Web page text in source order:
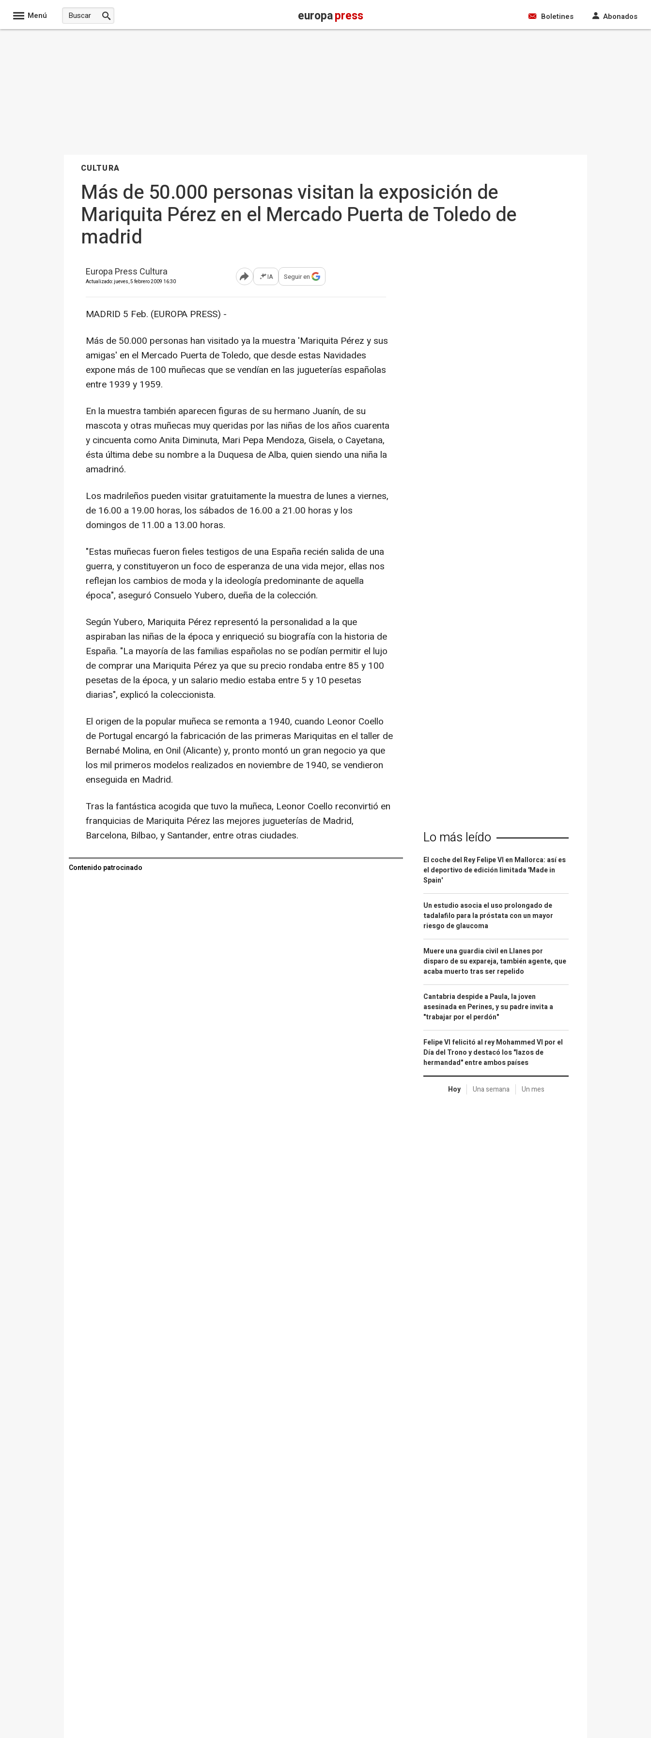
Menú europapress Boletines Abonados
CULTURA
Más de 50.000 personas visitan la exposición de
Mariquita Pérez en el Mercado Puerta de Toledo de
madrid
Europa Press Cultura
Actualizado: jueves, 5 febrero 2009 16:30 Abrir opciones para compartir
IA Seguir en
MADRID 5 Feb. (EUROPA PRESS) -
Más de 50.000 personas han visitado ya la muestra 'Mariquita Pérez y sus
amigas' en el Mercado Puerta de Toledo, que desde estas Navidades
expone más de 100 muñecas que se vendían en las jugueterías españolas
entre 1939 y 1959.
En la muestra también aparecen figuras de su hermano Juanín, de su
mascota y otras muñecas muy queridas por las niñas de los años cuarenta
y cincuenta como Anita Diminuta, Mari Pepa Mendoza, Gisela, o Cayetana,
ésta última debe su nombre a la Duquesa de Alba, quien siendo una niña la
amadrinó.
Los madrileños pueden visitar gratuitamente la muestra de lunes a viernes,
de 16.00 a 19.00 horas, los sábados de 16.00 a 21.00 horas y los
domingos de 11.00 a 13.00 horas.
"Estas muñecas fueron fieles testigos de una España recién salida de una
guerra, y constituyeron un foco de esperanza de una vida mejor, ellas nos
reflejan los cambios de moda y la ideología predominante de aquella
época", aseguró Consuelo Yubero, dueña de la colección.
Según Yubero, Mariquita Pérez representó la personalidad a la que
aspiraban las niñas de la época y enriqueció su biografía con la historia de
España. "La mayoría de las familias españolas no se podían permitir el lujo
de comprar una Mariquita Pérez ya que su precio rondaba entre 85 y 100
pesetas de la época, y un salario medio estaba entre 5 y 10 pesetas
diarias", explicó la coleccionista.
El origen de la popular muñeca se remonta a 1940, cuando Leonor Coello
de Portugal encargó la fabricación de las primeras Mariquitas en el taller de
Bernabé Molina, en Onil (Alicante) y, pronto montó un gran negocio ya que
los mil primeros modelos realizados en noviembre de 1940, se vendieron
enseguida en Madrid.
Tras la fantástica acogida que tuvo la muñeca, Leonor Coello reconvirtió en
franquicias de Mariquita Pérez las mejores jugueterías de Madrid,
Barcelona, Bilbao, y Santander, entre otras ciudades.
Contenido patrocinado
Lo más leído
El coche del Rey Felipe VI en Mallorca: así es
el deportivo de edición limitada 'Made in
Spain'
Un estudio asocia el uso prolongado de
tadalafilo para la próstata con un mayor
riesgo de glaucoma
Muere una guardia civil en Llanes por
disparo de su expareja, también agente, que
acaba muerto tras ser repelido
Cantabria despide a Paula, la joven
asesinada en Perines, y su padre invita a
"trabajar por el perdón"
Felipe VI felicitó al rey Mohammed VI por el
Día del Trono y destacó los "lazos de
hermandad" entre ambos países
Hoy Una semana Un mes